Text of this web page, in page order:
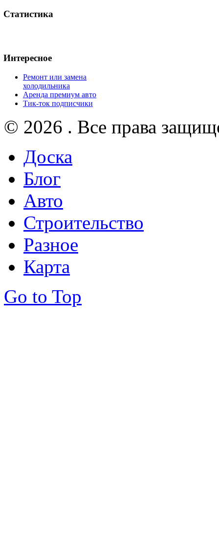
Статистика
Интересное
Ремонт или замена
холодильника
Аренда премиум авто
Тик-ток подписчики
© 2026 . Все права
Доска
Блог
Авто
Строительство
Разное
Карта
Go to Top